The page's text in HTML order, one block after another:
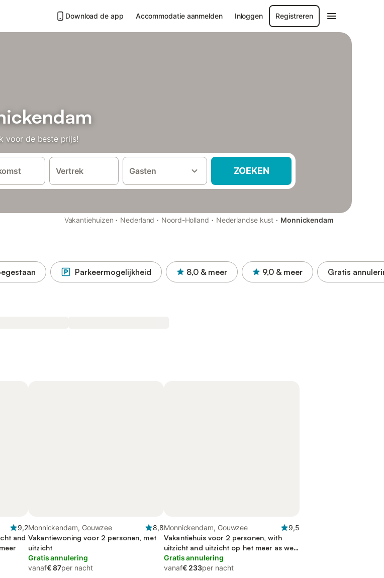
Download de app Accommodatie aanmelden Inloggen Registreren
voor de beste prijs!
Vertrek Gasten ZOEKEN
Vakantiehuizen · Nederland · Noord-Holland · Nederlandse kust · Monnickendam
Parkeermogelijkheid 8,0 & meer 9,0 & meer Gratis
9,2
and
Monnickendam, Gouwzee
8,8
Vakantiewoning voor 2 personen, met
uitzicht
Gratis annulering
vanaf€ 87per nacht
Monnickendam, Gouwzee
9,5
Vakantiehuis voor 2 personen, with
uitzicht and uitzicht op het meer as well
as tuin
Gratis annulering
vanaf€ 233per nacht